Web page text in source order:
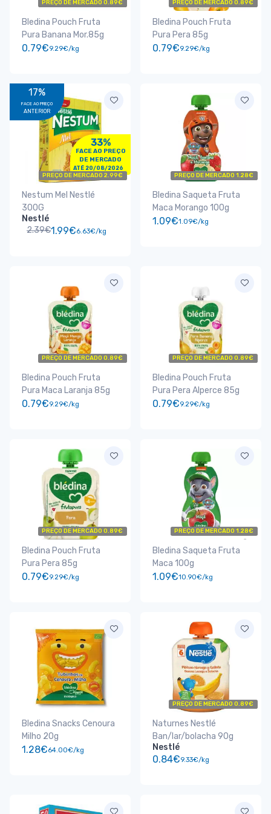
PREÇO DE MERCADO 0.89€
Bledina Pouch Fruta
Pura Banana Mor.85g
0.79€9.29€/kg
PREÇO DE MERCADO 0.89€
Bledina Pouch Fruta
Pura Pera 85g
0.79€9.29€/kg
17%
FACE AO PREÇO
ANTERIOR
33%
FACE AO PREÇO
DE MERCADO
ATÉ 20/08/2026
PREÇO DE MERCADO 2.99€
Nestum Mel Nestlé
300G
Nestlé
2.39€1.99€6.63€/kg
PREÇO DE MERCADO 1.28€
Bledina Saqueta Fruta
Maca Morango 100g
1.09€1.09€/kg
PREÇO DE MERCADO 0.89€
Bledina Pouch Fruta
Pura Maca Laranja 85g
0.79€9.29€/kg
PREÇO DE MERCADO 0.89€
Bledina Pouch Fruta
Pura Pera Alperce 85g
0.79€9.29€/kg
PREÇO DE MERCADO 0.89€
Bledina Pouch Fruta
Pura Pera 85g
0.79€9.29€/kg
PREÇO DE MERCADO 1.28€
Bledina Saqueta Fruta
Maca 100g
1.09€10.90€/kg
Bledina Snacks Cenoura
Milho 20g
1.28€64.00€/kg
PREÇO DE MERCADO 0.89€
Naturnes Nestlé
Ban/lar/bolacha 90g
Nestlé
0.84€9.33€/kg